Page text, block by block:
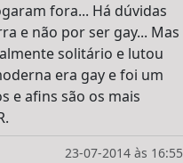
fora... Há dúvidas
e não por ser gay... Mas
solitário e lutou
era gay e foi um
e afins são os mais
23-07-2014 às 16:55